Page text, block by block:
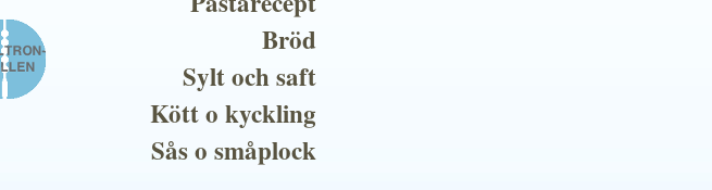
Bröd
Sylt och saft
Kött o kyckling
Sås o småplock